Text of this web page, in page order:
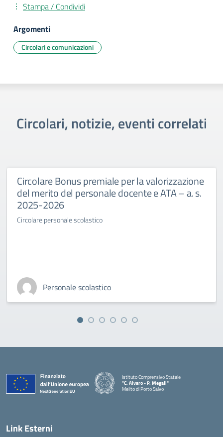
Stampa / Condividi
Argomenti
Circolari e comunicazioni
Circolari, notizie, eventi correlati
Circolare Bonus premiale per la valorizzazione
del merito del personale docente e ATA – a. s.
2025-2026
Circolare personale scolastico
Personale scolastico
Istituto Comprensivo Statale
"C. Alvaro - P. Megali"
Melito di Porto Salvo
Link Esterni